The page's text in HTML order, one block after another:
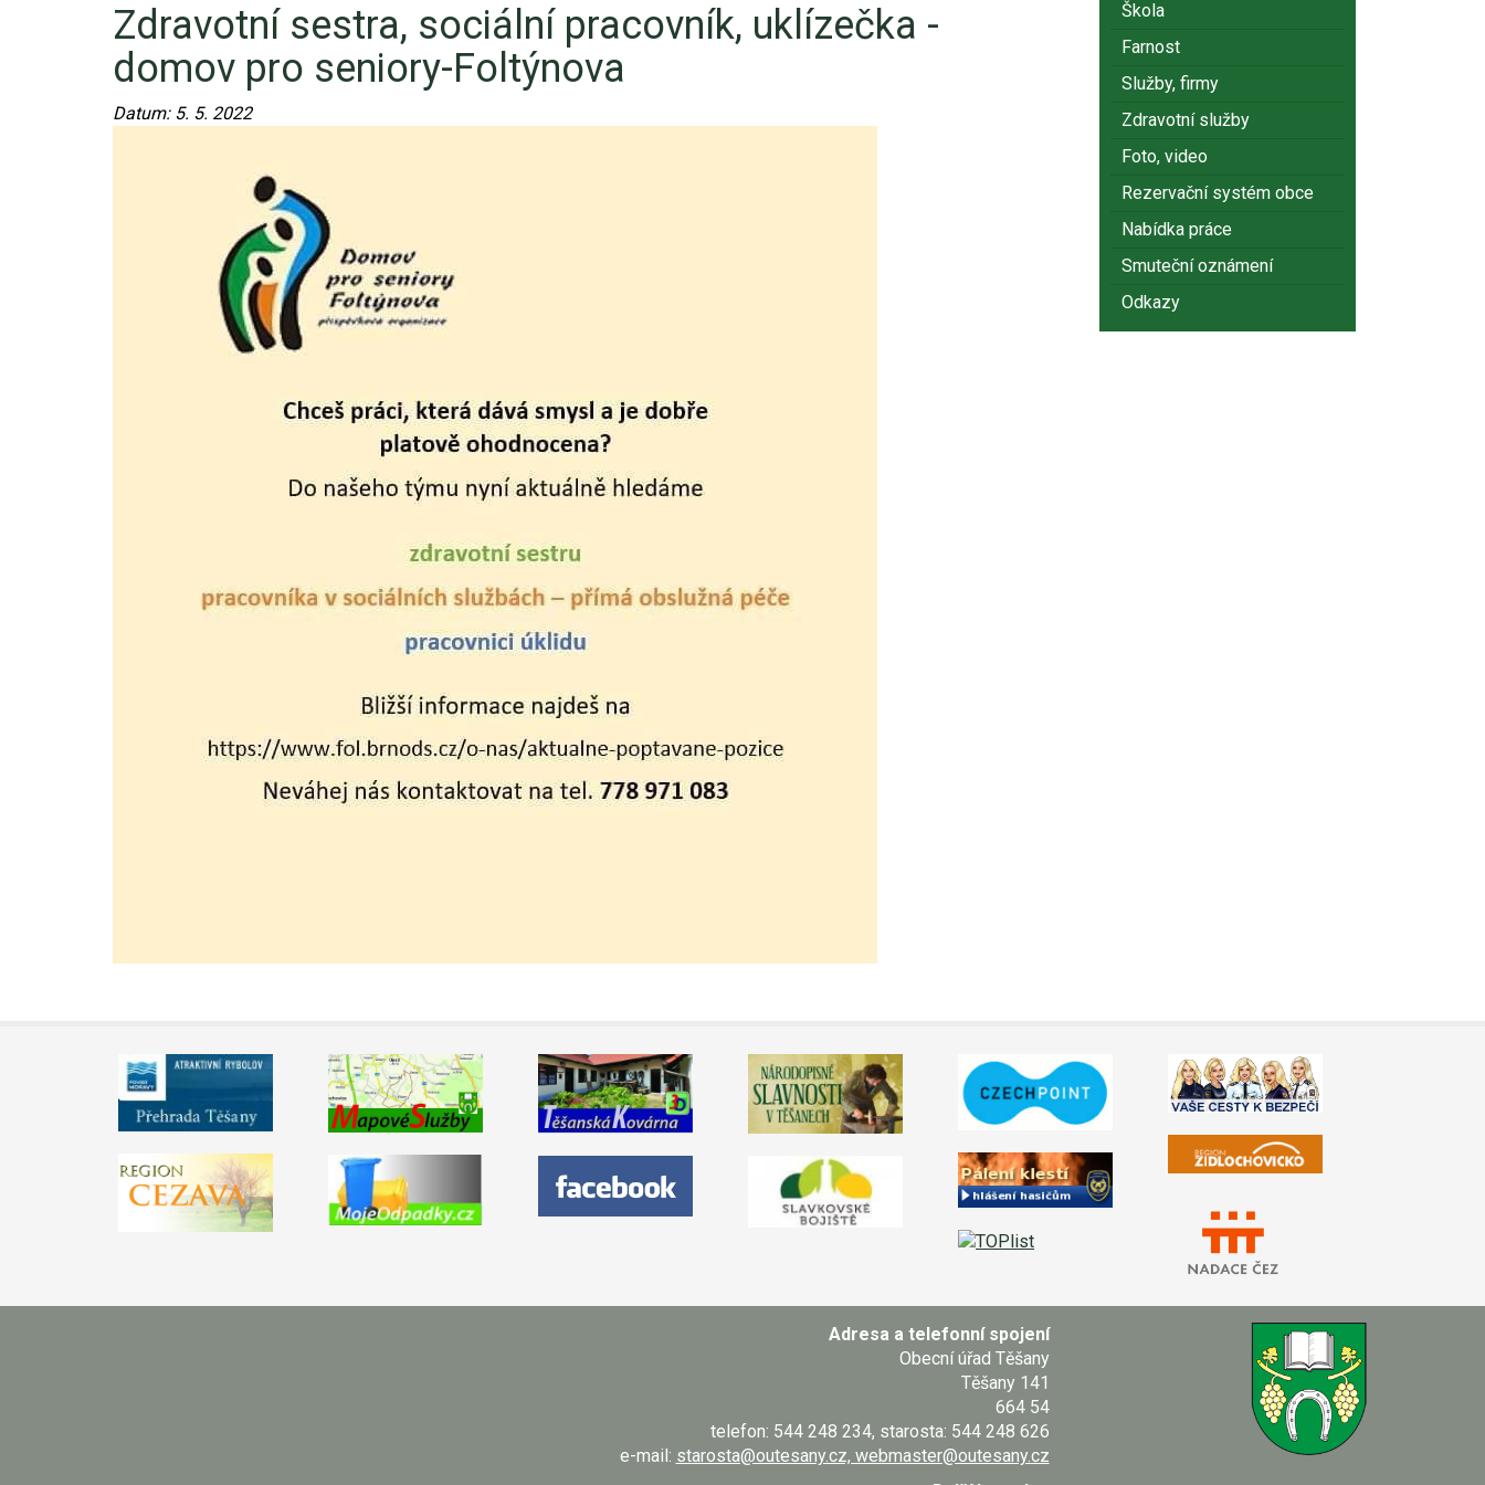
Zdravotní sestra, sociální pracovník, uklízečka -
domov pro seniory-Foltýnova
Datum: 5. 5. 2022
Škola
Farnost
Služby, firmy
Zdravotní služby
Foto, video
Rezervační systém obce
Nabídka práce
Smuteční oznámení
Odkazy
Adresa a telefonní spojení
Obecní úřad Těšany
Těšany 141
664 54
telefon: 544 248 234, starosta: 544 248 626
e-mail: starosta@outesany.cz, webmaster@outesany.cz
Video - průlet dronem
Poruchy, omezení
Mapové služby
Nabídka práce
Smuteční oznámení